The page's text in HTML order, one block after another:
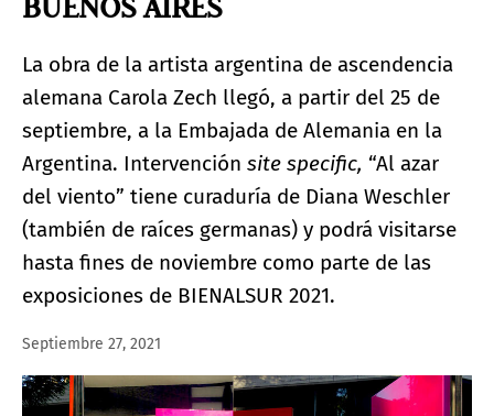
La obra de la artista argentina de ascendencia
alemana Carola Zech llegó, a partir del 25 de
septiembre, a la Embajada de Alemania en la
Argentina. Intervención site specific, “Al azar
del viento” tiene curaduría de Diana Weschler
(también de raíces germanas) y podrá visitarse
hasta fines de noviembre como parte de las
exposiciones de BIENALSUR 2021.
Septiembre 27, 2021